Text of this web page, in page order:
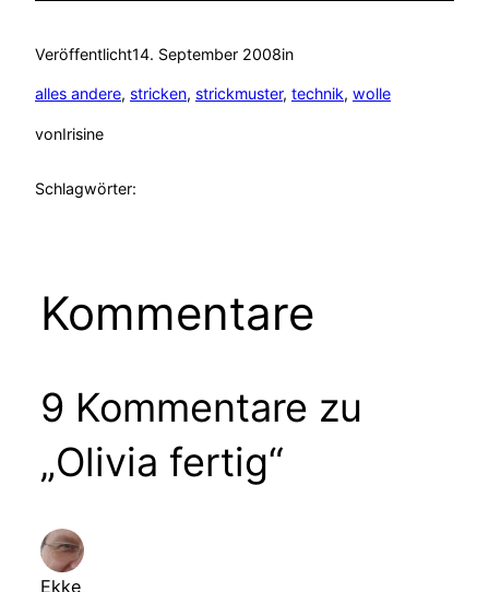
Veröffentlicht14. September 2008in
alles andere, stricken, strickmuster, technik, wolle
vonIrisine
Schlagwörter:
Kommentare
9 Kommentare zu
„Olivia fertig“
Ekke